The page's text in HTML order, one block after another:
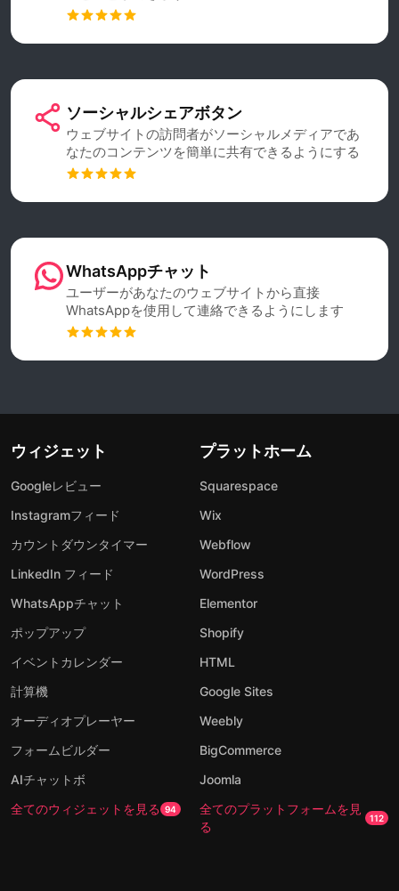
ソーシャルシェアボタン
ウェブサイトの訪問者がソーシャルメディアであ
なたのコンテンツを簡単に共有できるようにする
WhatsAppチャット
ユーザーがあなたのウェブサイトから直接
WhatsAppを使用して連絡できるようにします
ウィジェット
Googleレビュー
Instagramフィード
カウントダウンタイマー
LinkedIn フィード
WhatsAppチャット
ポップアップ
イベントカレンダー
計算機
オーディオプレーヤー
フォームビルダー
AIチャットボ
全てのウィジェットを見る 94
プラットホーム
Squarespace
Wix
Webflow
WordPress
Elementor
Shopify
HTML
Google Sites
Weebly
BigCommerce
Joomla
全てのプラットフォームを見
る
112